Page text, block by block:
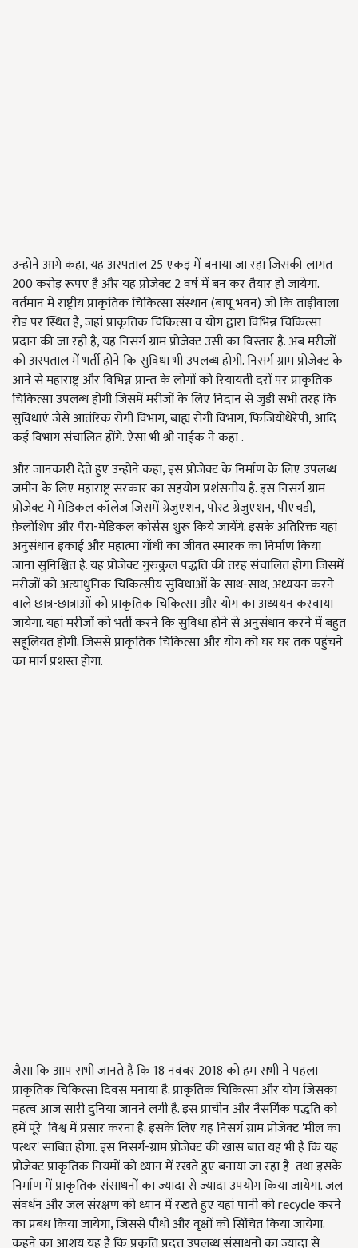
उन्होने आगे कहा, यह अस्पताल 25 एकड़ में बनाया जा रहा जिसकी लागत
200 करोड़ रूपए है और यह प्रोजेक्ट 2 वर्ष में बन कर तैयार हो जायेगा.
वर्तमान में राष्ट्रीय प्राकृतिक चिकित्सा संस्थान (बापू भवन) जो कि ताड़ीवाला
रोड पर स्थित है, जहां प्राकृतिक चिकित्सा व योग द्वारा विभिन्न चिकित्सा
प्रदान की जा रही है, यह निसर्ग ग्राम प्रोजेक्ट उसी का विस्तार है. अब मरीजों
को अस्पताल में भर्ती होने कि सुविधा भी उपलब्ध होगी. निसर्ग ग्राम प्रोजेक्ट के
आने से महाराष्ट्र और विभिन्न प्रान्त के लोगों को रियायती दरों पर प्राकृतिक
चिकित्सा उपलब्ध होगी जिसमें मरीजों के लिए निदान से जुडी सभी तरह कि
सुविधाएं जैसे आतंरिक रोगी विभाग, बाह्य रोगी विभाग, फिजियोथेरेपी, आदि
कई विभाग संचालित होंगे. ऐसा भी श्री नाईक ने कहा .
और जानकारी देते हुए उन्होने कहा, इस प्रोजेक्ट के निर्माण के लिए उपलब्ध
जमीन के लिए महाराष्ट्र सरकार का सहयोग प्रशंसनीय है. इस निसर्ग ग्राम
प्रोजेक्ट में मेडिकल कॉलेज जिसमें ग्रेजुएशन, पोस्ट ग्रेजुएशन, पीएचडी,
फ़ेलोशिप और पैरा-मेडिकल कोर्सेस शुरू किये जायेंगे. इसके अतिरिक्त यहां
अनुसंधान इकाई और महात्मा गाँधी का जीवंत स्मारक का निर्माण किया
जाना सुनिश्चित है. यह प्रोजेक्ट गुरुकुल पद्धति की तरह संचालित होगा जिसमें
मरीजों को अत्याधुनिक चिकित्सीय सुविधाओं के साथ-साथ, अध्ययन करने
वाले छात्र-छात्राओं को प्राकृतिक चिकित्सा और योग का अध्ययन करवाया
जायेगा. यहां मरीजों को भर्ती करने कि सुविधा होने से अनुसंधान करने में बहुत
सहूलियत होगी. जिससे प्राकृतिक चिकित्सा और योग को घर घर तक पहुंचने
का मार्ग प्रशस्त होगा.
जैसा कि आप सभी जानते हैं कि 18 नवंबर 2018 को हम सभी ने पहला
प्राकृतिक चिकित्सा दिवस मनाया है. प्राकृतिक चिकित्सा और योग जिसका
महत्व आज सारी दुनिया जानने लगी है. इस प्राचीन और नैसर्गिक पद्धति को
हमें पूरे विश्व में प्रसार करना है. इसके लिए यह निसर्ग ग्राम प्रोजेक्ट 'मील का
पत्थर' साबित होगा. इस निसर्ग-ग्राम प्रोजेक्ट की खास बात यह भी है कि यह
प्रोजेक्ट प्राकृतिक नियमों को ध्यान में रखते हुए बनाया जा रहा है तथा इसके
निर्माण में प्राकृतिक संसाधनों का ज्यादा से ज्यादा उपयोग किया जायेगा. जल
संवर्धन और जल संरक्षण को ध्यान में रखते हुए यहां पानी को recycle करने
का प्रबंध किया जायेगा, जिससे पौधों और वृक्षों को सिंचित किया जायेगा.
कहने का आशय यह है कि प्रकृति प्रदत्त उपलब्ध संसाधनों का ज्यादा से